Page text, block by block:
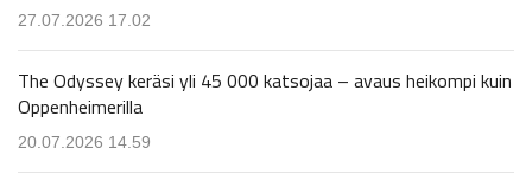
27.07.2026 17.02
The Odyssey keräsi yli 45 000 katsojaa – avaus heikompi kuin
Oppenheimerilla
20.07.2026 14.59